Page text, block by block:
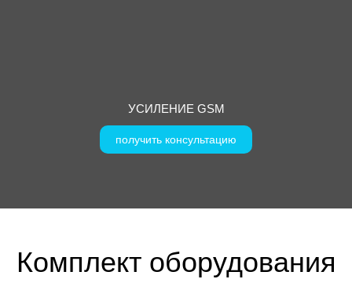
УСИЛЕНИЕ GSM
получить консультацию
Комплект оборудования